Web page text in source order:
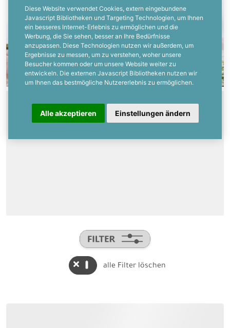
Diese Website verwendet Cookies, extern eingebundene
Javascript Bibliotheken und Targeting Technologien, um Ihnen
ein besseres Internet-Erlebnis zu ermöglichen und die
Werbung, die Sie sehen, besser an Ihre Bedürfnisse
anzupassen. Diese Technologien nutzen wir außerdem, um
Ergebnisse zu messen, um zu verstehen, woher unsere
Besucher kommen oder um unsere Website weiter zu
entwickeln. Die externen Javascript Bibliotheken nutzen wir
um Ihnen das bestmögliche Nutzererlebnis zu ermöglichen.
Alle akzeptieren Einstellungen ändern
Hochzeitsaccessoires
alle Filter löschen